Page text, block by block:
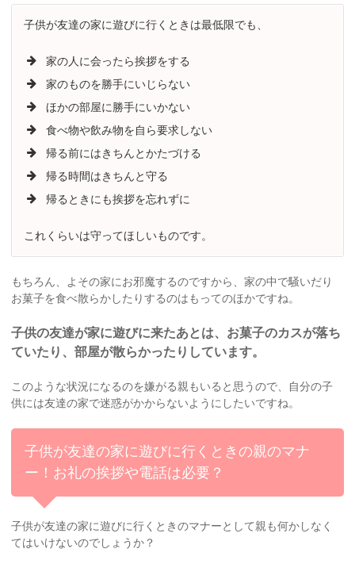
子供が友達の家に遊びに行くときは最低限でも、
家の人に会ったら挨拶をする
家のものを勝手にいじらない
ほかの部屋に勝手にいかない
食べ物や飲み物を自ら要求しない
帰る前にはきちんとかたづける
帰る時間はきちんと守る
帰るときにも挨拶を忘れずに
これくらいは守ってほしいものです。
もちろん、よその家にお邪魔するのですから、家の中で騒いだり
お菓子を食べ散らかしたりするのはもってのほかですね。
子供の友達が家に遊びに来たあとは、お菓子のカスが落ち
ていたり、部屋が散らかったりしています。
このような状況になるのを嫌がる親もいると思うので、自分の子
供には友達の家で迷惑がかからないようにしたいですね。
子供が友達の家に遊びに行くときの親のマナ
ー！お礼の挨拶や電話は必要？
子供が友達の家に遊びに行くときのマナーとして親も何かしなく
てはいけないのでしょうか？